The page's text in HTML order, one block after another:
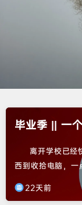
毕业季 || 一
离开学校已经
西到收拾电脑，一
于下定决心在22
院及中心的老师
22天前